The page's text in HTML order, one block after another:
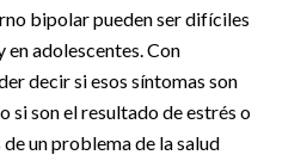
bipolar pueden ser difíciles
adolescentes. Con
decir si esos síntomas son
si son el resultado de estrés o
un problema de la salud